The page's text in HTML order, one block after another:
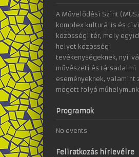
A Művelődési Szint
komplex kulturális és civil
közösségi tér, mely
helyet közösségi
tevékenységeknek,
művészeti és társadalmi
eseményeknek, valamint
mögött folyó
Programok
No events
Feliratkozás hírlevélre